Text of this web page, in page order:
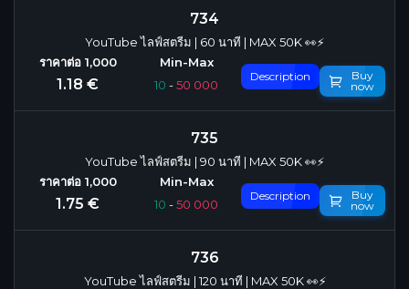
734
YouTube ไลฟ์สตรีม | 60 นาที | MAX 50K 👀⚡
1.18 € 10 -50 000
Description
Buy
now
735
YouTube ไลฟ์สตรีม | 90 นาที | MAX 50K 👀⚡
1.75 € 10 -50 000
Description
Buy
now
736
YouTube ไลฟ์สตรีม | 120 นาที | MAX 50K 👀⚡